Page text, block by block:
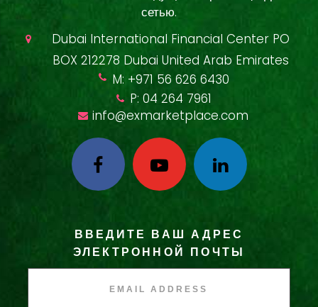
сетью.
Dubai International Financial Center PO
BOX 212278 Dubai United Arab Emirates
M: +971 56 626 6430
P: 04 264 7961
info@exmarketplace.com
ВВЕДИТЕ ВАШ АДРЕС
ЭЛЕКТРОННОЙ ПОЧТЫ